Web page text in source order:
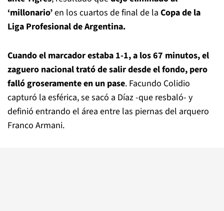
‘millonario’en los cuartos de final de la Copa de la
Liga Profesional de Argentina.
Cuando el marcador estaba 1-1, a los 67 minutos, el
zaguero nacional trató de salir desde el fondo, pero
falló groseramente en un pase. Facundo Colidio
capturó la esférica, se sacó a Díaz -que resbaló- y
definió entrando el área entre las piernas del arquero
Franco Armani.